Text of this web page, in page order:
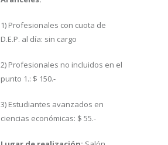
1) Profesionales con cuota de
D.E.P. al día: sin cargo
2) Profesionales no incluidos en el
punto 1.: $ 150.-
3) Estudiantes avanzados en
ciencias económicas: $ 55.-